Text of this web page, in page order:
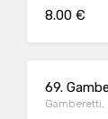
8.00 €
69.
Gamberetti,